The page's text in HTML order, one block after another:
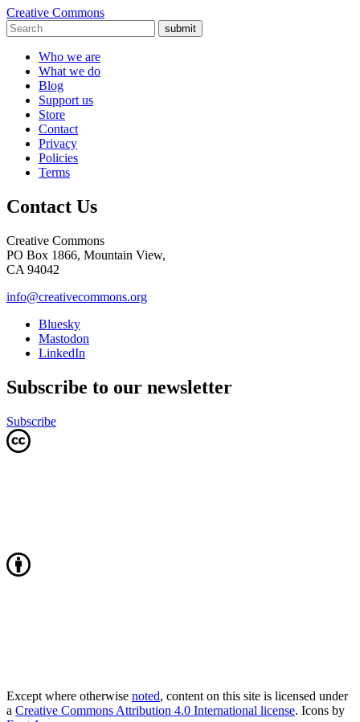
Creative Commons
submit
Who we are
What we do
Blog
Support us
Store
Contact
Privacy
Policies
Terms
Contact Us
Creative Commons
PO Box 1866, Mountain View,
CA 94042
info@creativecommons.org
Bluesky
Mastodon
LinkedIn
Subscribe to our newsletter
Subscribe
Except where otherwise noted, content on this site is licensed under
a Creative Commons Attribution 4.0 International license. Icons by